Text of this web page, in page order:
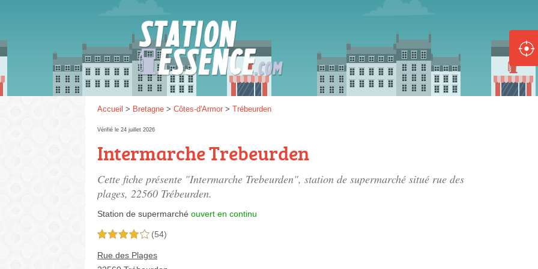
Accueil > Bretagne > Côtes-d'Armor > Trébeurden
Vérifié le 24 juillet 2026
Intermarche Trebeurden
Cette fiche présente "Intermarche Trebeurden", station de supermarché situé rue des
plages, 22560 Trébeurden.
Station de supermarché ouvert en continu
4,0 étoiles sur 5 (54)
Rue des Plages
Gazole :
Disponible Épuisé
SP 98 :
SP 95 :
Disponible Épuisé